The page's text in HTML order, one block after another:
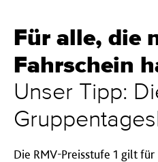
Für alle, die
Fahrschein
Unser Tipp:
Die RMV-Preisstufe 1 gilt